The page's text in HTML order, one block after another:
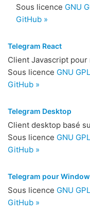
Sous licence GNU
GitHub »
Telegram React
Client Javascript pour
Sous licence GNU
GitHub »
Telegram Desktop
Client desktop basé
Sous licence GNU
GitHub »
Telegram pour
Sous licence GNU
GitHub »